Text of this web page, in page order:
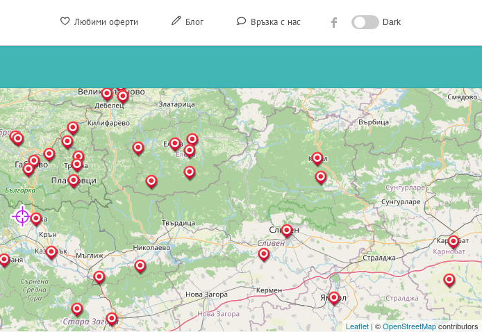
Любими оферти Блог Връзка с нас Dark
Leaflet | ©OpenStreetMapcontributors